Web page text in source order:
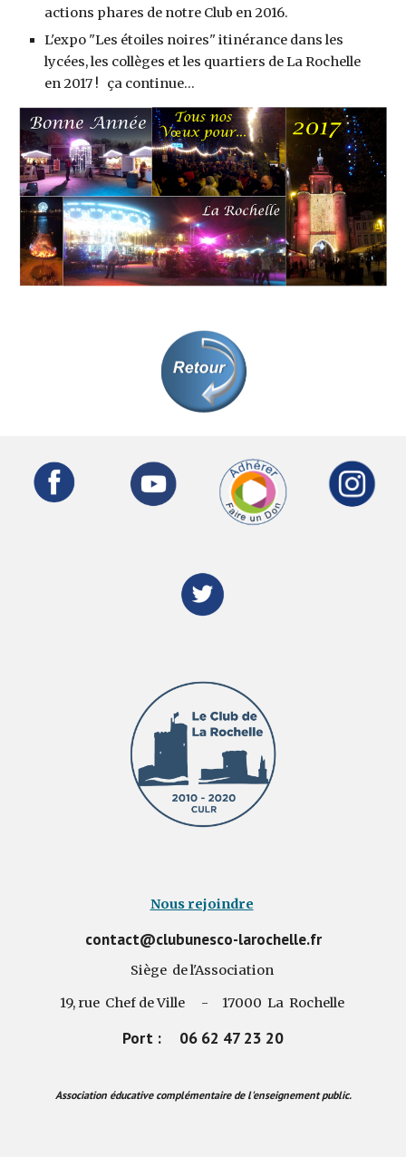
actions phares de notre Club en 2016.
L'expo "Les étoiles noires" itinérance dans les
lycées, les collèges et les quartiers de La Rochelle
en 2017 !   ça continue...
Nous rejoindre
contact@clubunesco-larochelle.fr
Siège de l'Association
19, rue Chef de Ville - 17000 La Rochelle
Port : 06 62 47 23 20
Association éducative complémentaire de l'enseignement public.